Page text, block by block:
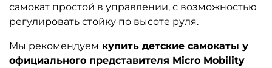
самокат простой в управлении, с возможностью
регулировать стойку по высоте руля.
Мы рекомендуем купить детские самокаты у
официального представителя Micro Mobility